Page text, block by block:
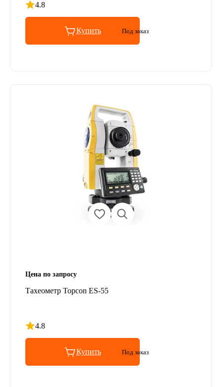
4.8
Рейтинг 4.8 из 5
Купить Под заказ
Цена по запросу
Тахеометр Topcon ES-55
4.8
Рейтинг 4.8 из 5
Купить Под заказ